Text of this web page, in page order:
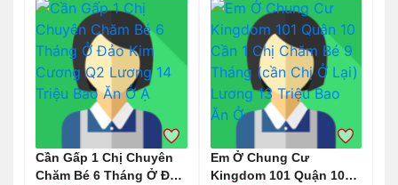
Cần Gấp 1 Chị Chuyên
Chăm Bé 6 Tháng Ở Đảo
Em Ở Chung Cư
Kingdom 101 Quận 10